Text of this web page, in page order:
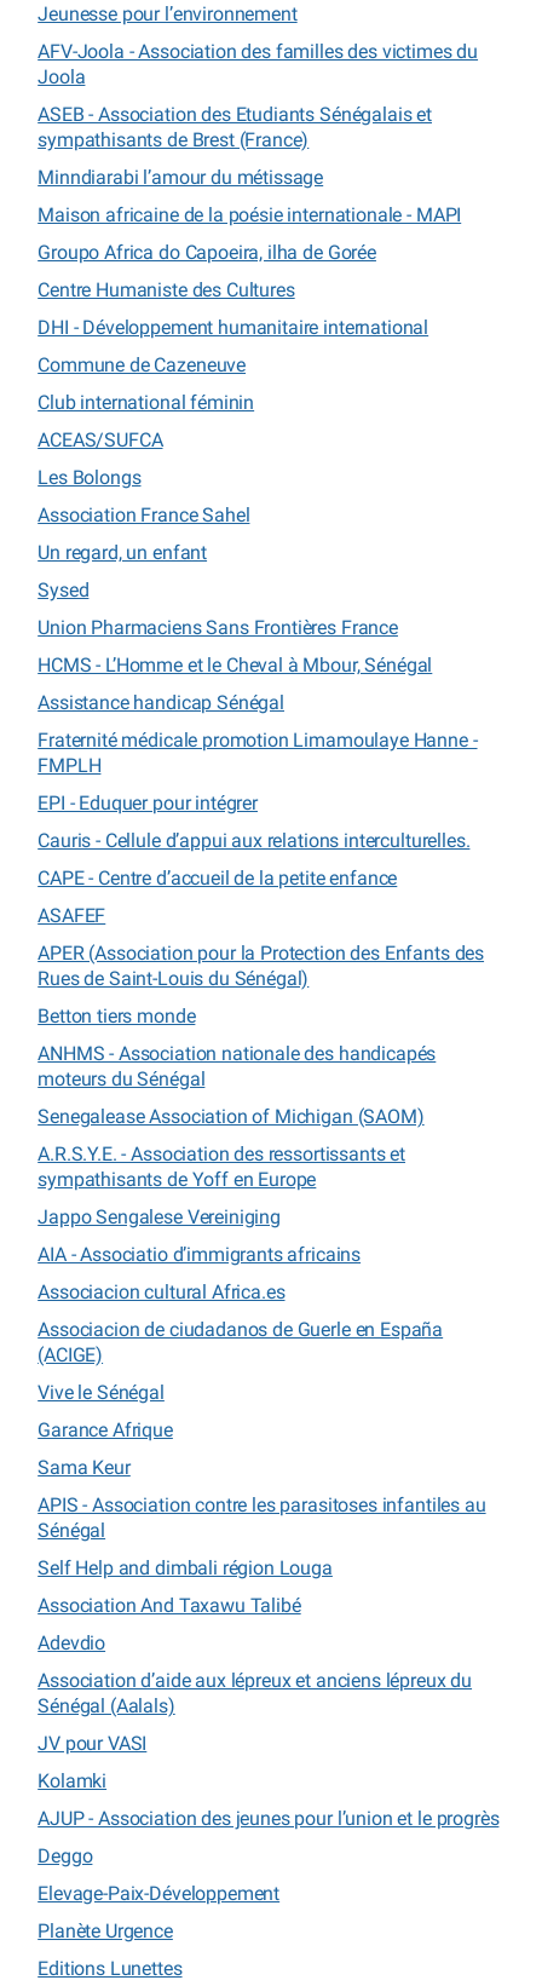
Jeunesse pour l’environnement
AFV-Joola - Association des familles des victimes du
Joola
ASEB - Association des Etudiants Sénégalais et
sympathisants de Brest (France)
Minndiarabi l’amour du métissage
Maison africaine de la poésie internationale - MAPI
Groupo Africa do Capoeira, ilha de Gorée
Centre Humaniste des Cultures
DHI - Développement humanitaire international
Commune de Cazeneuve
Club international féminin
ACEAS/SUFCA
Les Bolongs
Association France Sahel
Un regard, un enfant
Sysed
Union Pharmaciens Sans Frontières France
HCMS - L’Homme et le Cheval à Mbour, Sénégal
Assistance handicap Sénégal
Fraternité médicale promotion Limamoulaye Hanne -
FMPLH
EPI - Eduquer pour intégrer
Cauris - Cellule d’appui aux relations interculturelles.
CAPE - Centre d’accueil de la petite enfance
ASAFEF
APER (Association pour la Protection des Enfants des
Rues de Saint-Louis du Sénégal)
Betton tiers monde
ANHMS - Association nationale des handicapés
moteurs du Sénégal
Senegalease Association of Michigan (SAOM)
A.R.S.Y.E. - Association des ressortissants et
sympathisants de Yoff en Europe
Jappo Sengalese Vereiniging
AIA - Associatio d’immigrants africains
Associacion cultural Africa.es
Associacion de ciudadanos de Guerle en España
(ACIGE)
Vive le Sénégal
Garance Afrique
Sama Keur
APIS - Association contre les parasitoses infantiles au
Sénégal
Self Help and dimbali région Louga
Association And Taxawu Talibé
Adevdio
Association d’aide aux lépreux et anciens lépreux du
Sénégal (Aalals)
JV pour VASI
Kolamki
AJUP - Association des jeunes pour l’union et le progrès
Deggo
Elevage-Paix-Développement
Planète Urgence
Editions Lunettes